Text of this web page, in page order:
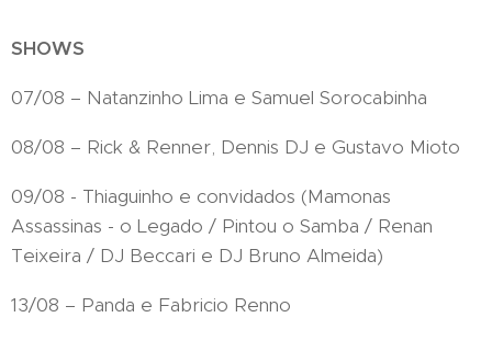
SHOWS
07/08 – Natanzinho Lima e Samuel Sorocabinha
08/08 – Rick & Renner, Dennis DJ e Gustavo Mioto
09/08 - Thiaguinho e convidados (Mamonas
Assassinas - o Legado / Pintou o Samba / Renan
Teixeira / DJ Beccari e DJ Bruno Almeida)
13/08 – Panda e Fabricio Renno